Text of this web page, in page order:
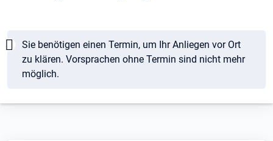
Sie benötigen einen Termin, um Ihr Anliegen vor Ort
zu klären. Vorsprachen ohne Termin sind nicht mehr
möglich.